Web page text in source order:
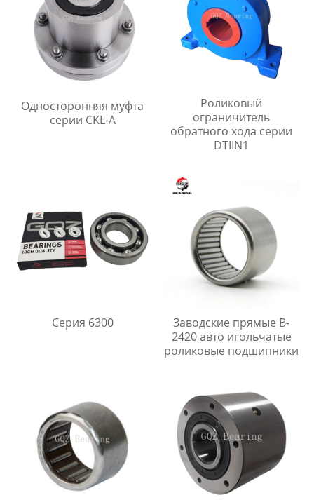
Односторонняя муфта
серии CKL-A
Роликовый
ограничитель
обратного хода серии
DTIIN1
Серия 6300
Заводские прямые B-
2420 авто игольчатые
роликовые подшипники